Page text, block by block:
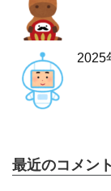
2025
最近のコメント